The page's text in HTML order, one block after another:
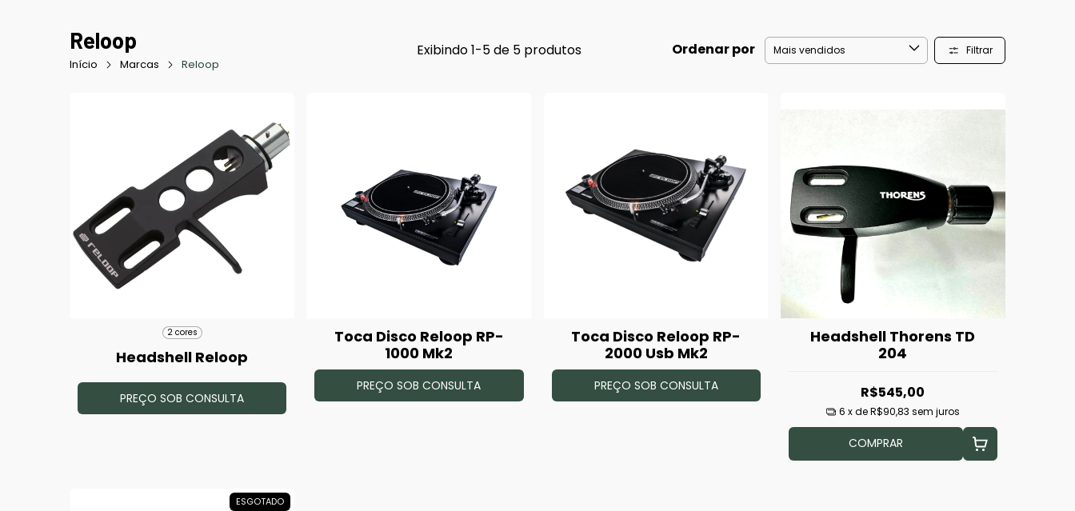
Reloop
Início Marcas Reloop
Exibindo 1-5 de 5 produtos Ordenar por Filtrar
2 cores
Headshell Reloop
PREÇO SOB CONSULTA
Toca Disco Reloop RP-
1000 Mk2
PREÇO SOB CONSULTA
Toca Disco Reloop RP-
2000 Usb Mk2
PREÇO SOB CONSULTA
Headshell Thorens TD
204
R$545,00
6 x deR$90,83 sem juros
COMPRAR
ESGOTADO